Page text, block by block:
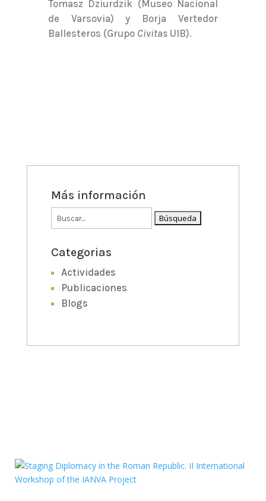
Tomasz Dziurdzik (Museo Nacional
de Varsovia) y Borja Vertedor
Ballesteros (Grupo CivitasUIB).
Más información
Buscar:
Categorias
Actividades
Publicaciones
Blogs